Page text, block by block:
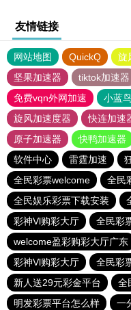
友情链接
网站地图 QuickQ 旋
坚果加速器
tiktok加速器
免费vqn外网加速
小蓝
旋风加速度器
快连加速
原子加速器
快鸭加速器
软件中心
雷霆加速
全民彩票welcome
全民
全民娱乐彩票下载安装
彩神Vl购彩大厅
全民彩
welcome盈彩购彩大厅广东
彩神Vl购彩大厅
全民彩
新人送29元彩金平台
全
明发彩票平台怎么样
一